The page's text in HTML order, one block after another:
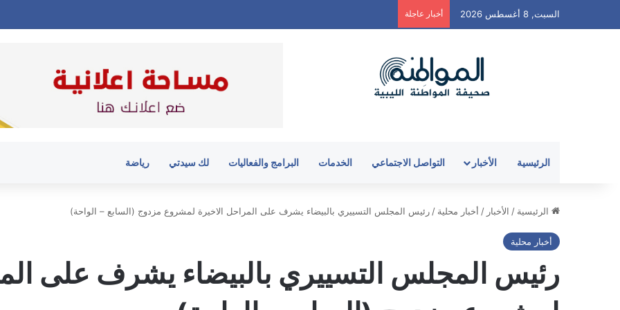
السبت, 8 أغسطس 2026 أخبار عاجلة
الرئيسية الأخبار التواصل الاجتماعي الخدمات البرامج والفعاليات لك سيدتي رياضة
الرئيسية / الأخبار / أخبار محلية / رئيس المجلس التسييري بالبيضاء يشرف على المراحل الاخيرة لمشروع مزدوج (السابع – الواحة)
أخبار محلية
رئيس المجلس التسييري بالبيضاء يشرف على